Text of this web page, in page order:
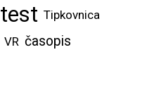
test Tipkovnica
VR časopis